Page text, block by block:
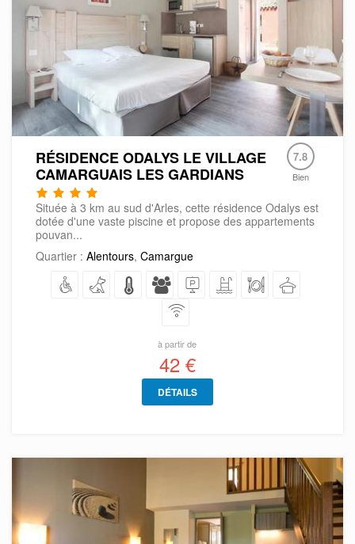
RÉSIDENCE ODALYS LE VILLAGE
CAMARGUAIS LES GARDIANS
7.8
Bien
Située à 3 km au sud d'Arles, cette résidence Odalys est
dotée d'une vaste piscine et propose des appartements
pouvan...
Quartier : Alentours, Camargue
à partir de
42 €
DÉTAILS